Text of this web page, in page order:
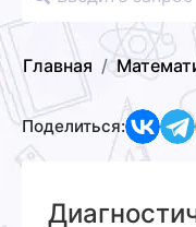
Главная
Поделиться: